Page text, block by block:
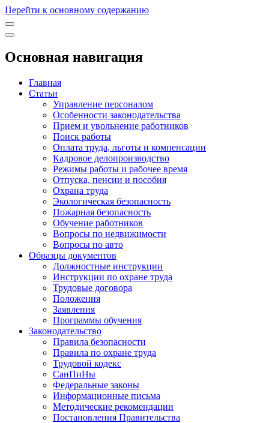
Перейти к основному содержанию
Основная навигация
Главная
Статьи
Управление персоналом
Особенности законодательства
Прием и увольнение работников
Поиск работы
Оплата труда, льготы и компенсации
Кадровое делопроизводство
Режимы работы и рабочее время
Отпуска, пенсии и пособия
Охрана труда
Экологическая безопасность
Пожарная безопасность
Обучение работников
Вопросы по недвижимости
Вопросы по авто
Образцы документов
Должностные инструкции
Инструкции по охране труда
Трудовые договора
Положения
Заявления
Программы обучения
Законодательство
Правила безопасности
Правила по охране труда
Трудовой кодекс
СанПиНы
Федеральные законы
Информационные письма
Методические рекомендации
Постановления Правительства